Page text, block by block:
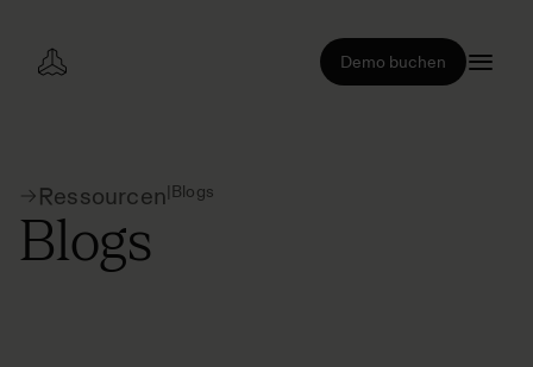
Demo buchen
Ressourcen|Blogs
Blogs